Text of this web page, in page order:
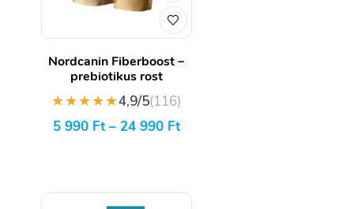
Nordcanin Fiberboost –
prebiotikus rost
★★★★★4,9/5(116)
5 990 Ft– 24 990 Ft